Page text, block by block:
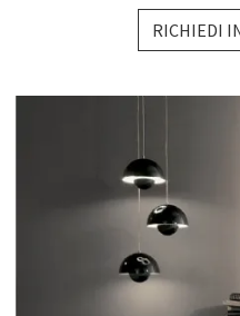
RICHIEDI